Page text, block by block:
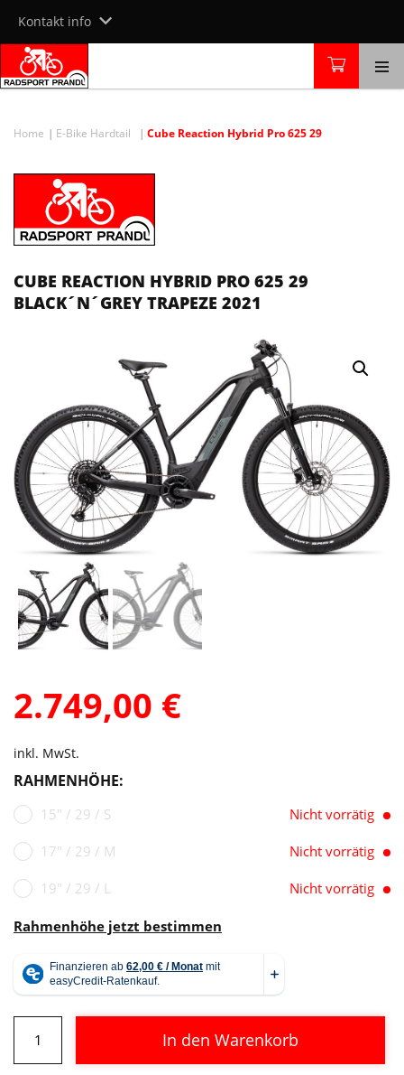
content
Kontakt info
Home E-Bike Hardtail Cube Reaction Hybrid Pro 625 29
CUBE REACTION HYBRID PRO 625 29
BLACK´N´GREY TRAPEZE 2021
2.749,00 €
inkl. MwSt.
RAHMENHÖHE:
15" / 29 / S Nicht vorrätig
17" / 29 / M Nicht vorrätig
19" / 29 / L Nicht vorrätig
Rahmenhöhe jetzt bestimmen
Reaction
Hybrid
In den Warenkorb